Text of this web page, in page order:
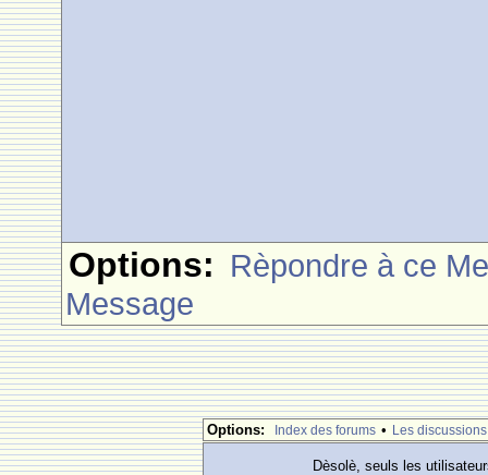
Options: Rèpondre à ce
Message
Options: Index des forums • Les discussions
Dèsolè, seuls les